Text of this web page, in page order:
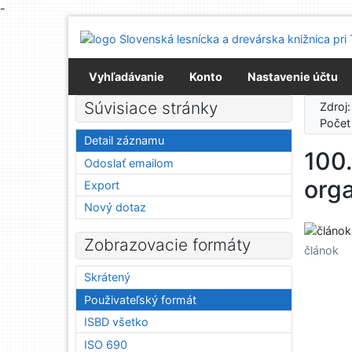
-
Prejsť na menu
Prehlásenie o webovej prístupnosti
Vyhľadávanie
Konto Nastavenie účtu
článok
Súvisiace stránky
Detail záznamu
Odoslať emailom
Export
Nový dotaz
Zobrazovacie formáty
Skrátený
Použivateľský formát
ISBD všetko
ISO 690